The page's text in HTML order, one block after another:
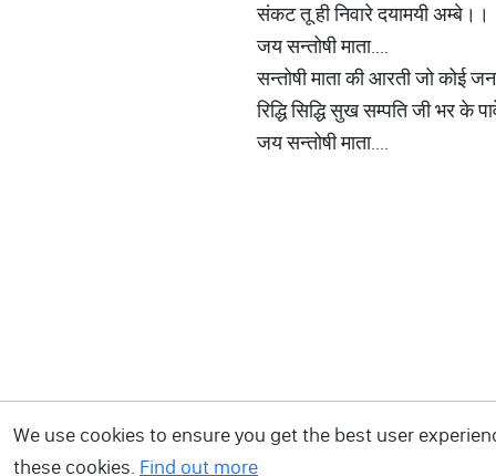
संकट तू ही निवारे दयामयी अम्बे।।
जय सन्तोषी माता....
सन्तोषी माता की आरती जो कोई
रिद्धि सिद्धि सुख सम्पति जी भर के
जय सन्तोषी माता....
We use cookies to ensure you get the best user
these cookies. Find out more